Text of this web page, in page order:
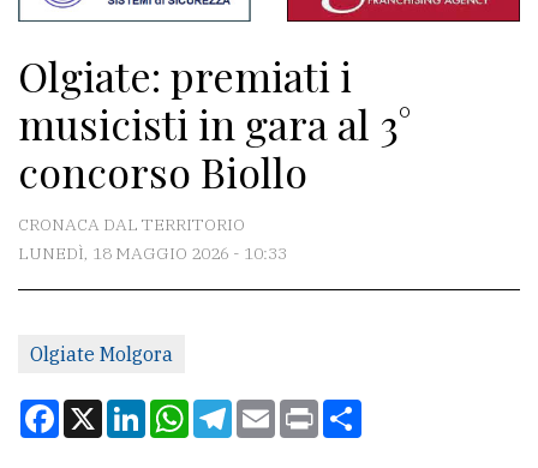
Associazioni
Meteo
CONTATTI
Scrivici
Per
la
Olgiate: premiati i
musicisti in gara al 3°
concorso Biollo
CRONACA DAL TERRITORIO
LUNEDÌ, 18 MAGGIO 2026 - 10:33
Olgiate Molgora
Facebook
X LinkedInWhatsApp
Telegram
EmailPrint